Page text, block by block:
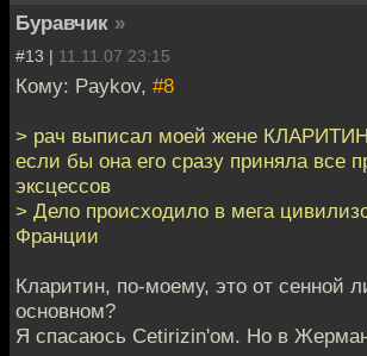
Буравчик »
#13 | 11.11.07 23:15
Кому: Paykov, #8
> рач выписал моей жене
если бы она его сразу приняла все
эксцессов
> Дело происходило в мега
Франции
Кларитин, по-моему, это от сенной
основном?
Я спасаюсь Cetirizin'ом. Но в